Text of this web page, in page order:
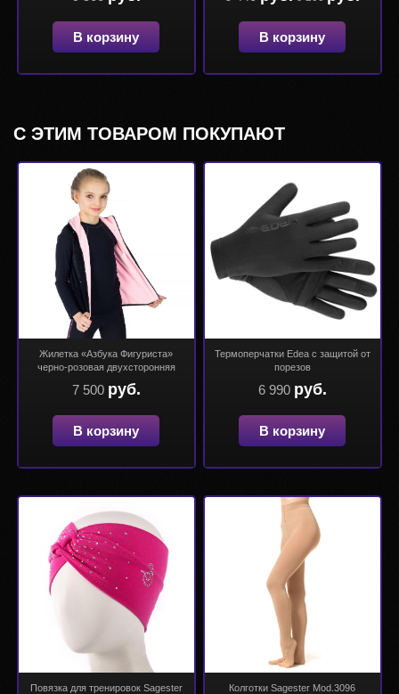
В корзину В корзину
С ЭТИМ ТОВАРОМ ПОКУПАЮТ
Жилетка «Азбука Фигуриста»
черно-розовая двухсторонняя
7 500 руб.
В корзину
Термоперчатки Edea с защитой от
порезов
6 990 руб.
В корзину
Повязка для тренировок Sagester
Колготки Sagester Mod.3096